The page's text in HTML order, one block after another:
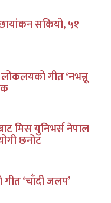
छायांकन सकियो, ५१
लोकलयको गीत ‘नभन्नू
मिस युनिभर्स नेपाल
छनोट
गीत ‘चाँदी जलप’